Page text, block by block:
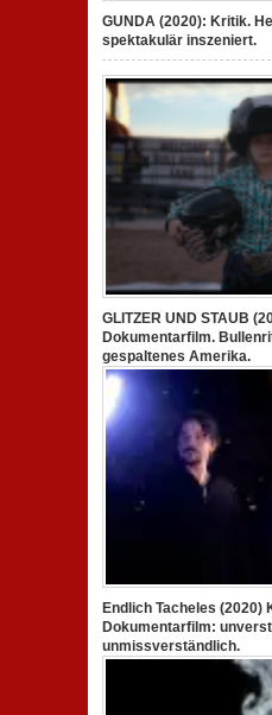
GUNDA (2020): Kritik.
spektakulär inszeniert.
GLITZER UND STAUB
Dokumentarfilm.
gespaltenes Amerika.
Endlich Tacheles (2020)
Dokumentarfilm:
unmissverständlich.